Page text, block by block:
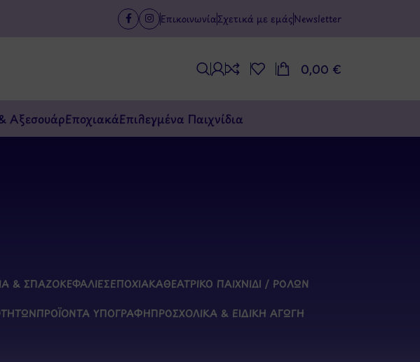
Επικοινωνία Σχετικά με εμάςNewsletter
0,00 €
ΑξεσουάρΕποχιακάΕπιλεγμένα Παιχνίδια
& ΣΠΑΖΟΚΕΦΑΛΙΈΣΕΠΟΧΙΑΚΆΘΕΑΤΡΙΚΌ ΠΑΙΧΝΊΔΙ / ΡΌΛΩΝ
ΠΡΟΪΌΝΤΑ ΥΠΟΓΡΑΦΉΠΡΟΣΧΟΛΙΚΆ & ΕΙΔΙΚΉ ΑΓΩΓΉ